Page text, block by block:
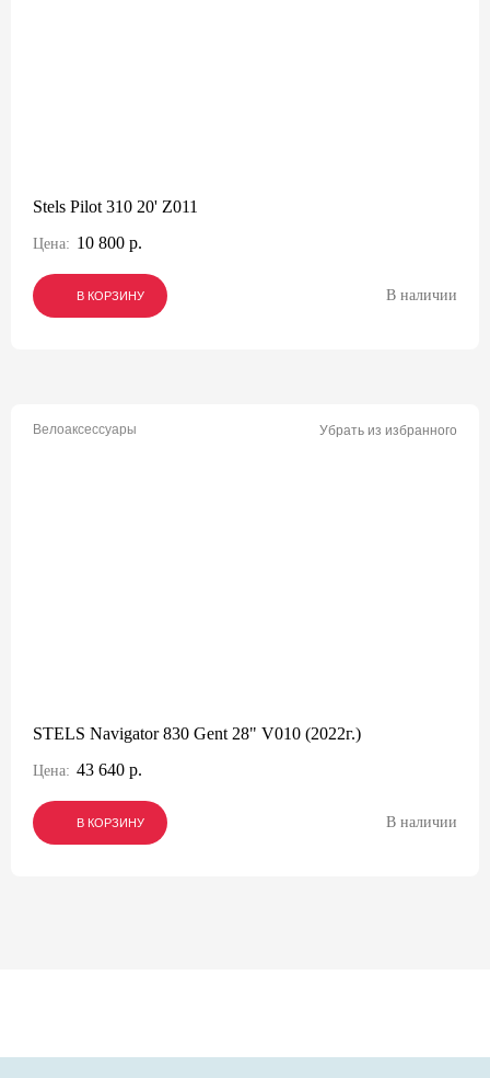
Stels Pilot 310 20' Z011
Цена: 10 800 р.
В КОРЗИНУ
В КОРЗИНУ
В КОРЗИНУ В наличии
Велоаксессуары Убрать из избранного
STELS Navigator 830 Gent 28" V010 (2022г.)
Цена: 43 640 р.
В КОРЗИНУ
В КОРЗИНУ
В КОРЗИНУ В наличии